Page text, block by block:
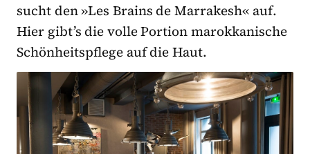
sucht den »Les Brains de Marrakesh« auf.
Hier gibt’s die volle Portion marokkanische
Schönheitspflege auf die Haut.